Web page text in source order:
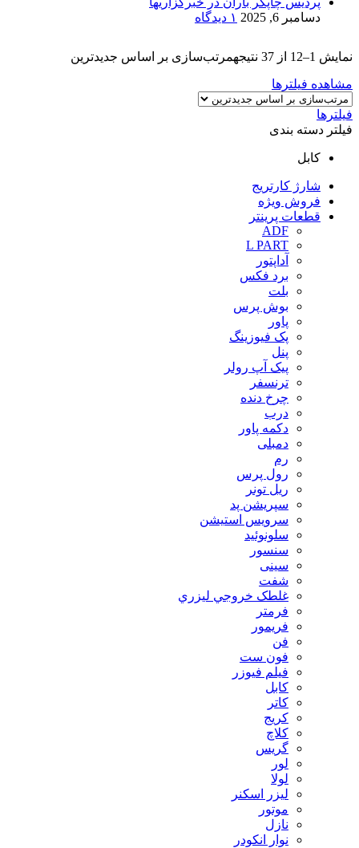
دسامبر 6, 2025
۱ دیدگاه
نمایش 1–12 از 37 نتیجه
مرتب‌سازی بر اساس جدیدترین
مشاهده فیلترها
فیلترها
فیلتر دسته بندی
کابل
شارژ کارتریج
فروش ویژه
قطعات پرینتر
ADF
L PART
آداپتور
برد فکس
بلت
بوش پرس
پاور
پک فیوزینگ
پنل
پیک آپ رولر
ترنسفر
چرخ دنده
درب
دکمه پاور
دمبلی
رم
رول پرس
ریل تونر
سپریشن پد
سرویس استیشن
سلونوئید
سنسور
سینی
شفت
غلطک خروجي ليزري
فرمتر
فریمور
فن
فون ست
فیلم فیوزر
کابل
کاتر
کریج
کلاچ
گریس
لور
لولا
لیزر اسکنر
موتور
نازل
نوار انکودر